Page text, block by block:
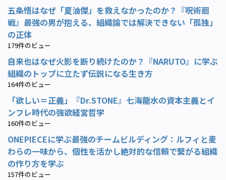
五条悟はなぜ「夏油傑」を救えなかったのか？『呪術廻
戦』最強の男が抱える、組織論では解決できない「孤独」
の正体
179件のビュー
自来也はなぜ火影を断り続けたのか？『NARUTO』に学ぶ
組織のトップに立たず伝説になる生き方
164件のビュー
「欲しい＝正義」『Dr.STONE』七海龍水の資本主義とイ
ンフレ時代の強欲経営哲学
160件のビュー
ONEPIECEに学ぶ最強のチームビルディング：ルフィと麦
わらの一味から、個性を活かし絶対的な信頼で繋がる組織
の作り方を学ぶ
157件のビュー